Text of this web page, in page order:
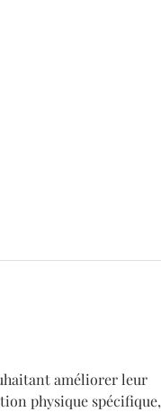
améliorer leur
physique spécifique,